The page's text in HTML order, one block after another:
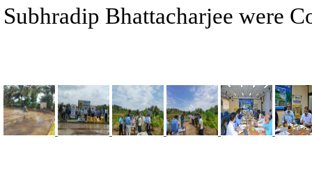
Subhradip Bhattacharjee were